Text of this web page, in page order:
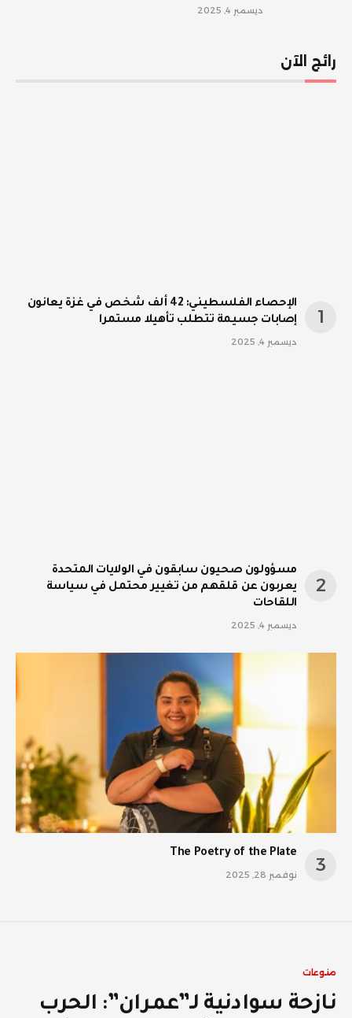
ديسمبر 4, 2025
رائج الآن
الإحصاء الفلسطيني: 42 ألف شخص في غزة يعانون
إصابات جسيمة تتطلب تأهيلا مستمرا
ديسمبر 4, 2025
مسؤولون صحيون سابقون في الولايات المتحدة
يعربون عن قلقهم من تغيير محتمل في سياسة
اللقاحات
ديسمبر 4, 2025
The Poetry of the Plate
نوفمبر 28, 2025
منوعات
نازحة سوادنية لـ”عمران”: الحرب